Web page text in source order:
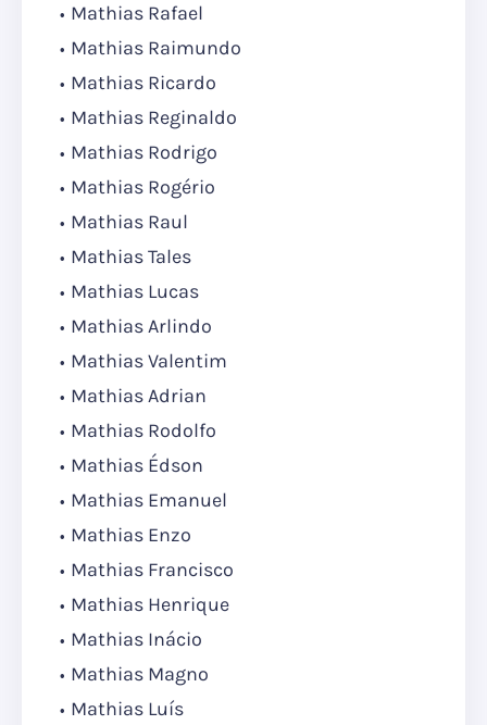
Mathias Rafael
Mathias Raimundo
Mathias Ricardo
Mathias Reginaldo
Mathias Rodrigo
Mathias Rogério
Mathias Raul
Mathias Tales
Mathias Lucas
Mathias Arlindo
Mathias Valentim
Mathias Adrian
Mathias Rodolfo
Mathias Édson
Mathias Emanuel
Mathias Enzo
Mathias Francisco
Mathias Henrique
Mathias Inácio
Mathias Magno
Mathias Luís